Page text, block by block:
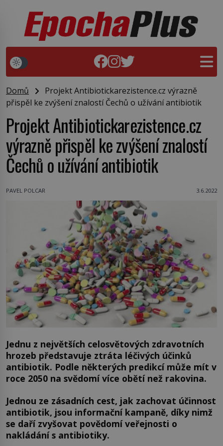
Domů
Projekt Antibiotickarezistence.cz výrazně
přispěl ke zvýšení znalostí Čechů o užívání antibiotik
Projekt Antibiotickarezistence.cz
výrazně přispěl ke zvýšení znalostí
Čechů o užívání antibiotik
PAVEL POLCAR 3.6.2022
Jednu z největších celosvětových zdravotních
hrozeb představuje ztráta léčivých účinků
antibiotik. Podle některých predikcí může mít v
roce 2050 na svědomí více obětí než rakovina.
Jednou ze zásadních cest, jak zachovat účinnost
antibiotik, jsou informační kampaně, díky nimž
se daří zvyšovat povědomí veřejnosti o
nakládání s antibiotiky.